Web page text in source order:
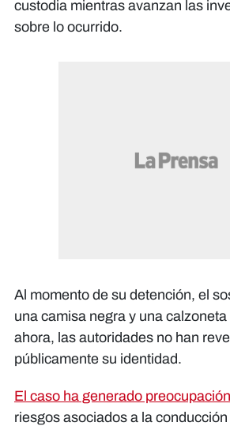
custodia mientras avanzan las
sobre lo ocurrido.
Al momento de su detención, el
una camisa negra y una
ahora, las autoridades no han
públicamente su identidad.
El caso ha generado preocupación
riesgos asociados a la